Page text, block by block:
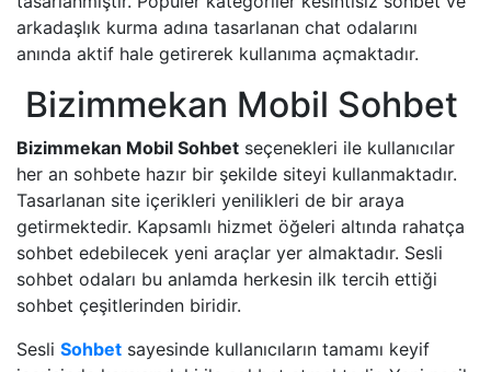
arkadaşlık kurma adına tasarlanan chat odalarını
anında aktif hale getirerek kullanıma açmaktadır.
Bizimmekan Mobil Sohbet
Bizimmekan Mobil Sohbet seçenekleri ile kullanıcılar
her an sohbete hazır bir şekilde siteyi kullanmaktadır.
Tasarlanan site içerikleri yenilikleri de bir araya
getirmektedir. Kapsamlı hizmet öğeleri altında rahatça
sohbet edebilecek yeni araçlar yer almaktadır. Sesli
sohbet odaları bu anlamda herkesin ilk tercih ettiği
sohbet çeşitlerinden biridir.
Sesli Sohbet sayesinde kullanıcıların tamamı keyif